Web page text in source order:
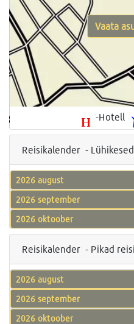
-Hotell
Vaata
Reisikalender -
2026 august
2026 september
2026 oktoober
Reisikalender - Pikad
2026 august
2026 september
2026 oktoober